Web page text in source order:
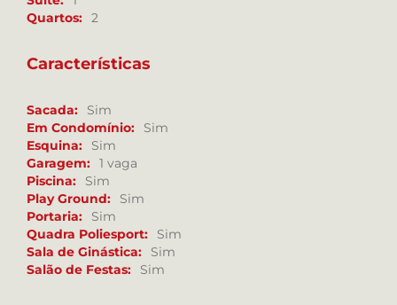
Quartos: 2
Características
Sacada:
Sim
Em Condomínio:
Sim
Esquina:
Sim
Garagem: 1 vaga
Piscina:
Sim
Play Ground:
Sim
Portaria:
Sim
Quadra Poliesport:
Sim
Sala de Ginástica:
Sim
Salão de Festas:
Sim